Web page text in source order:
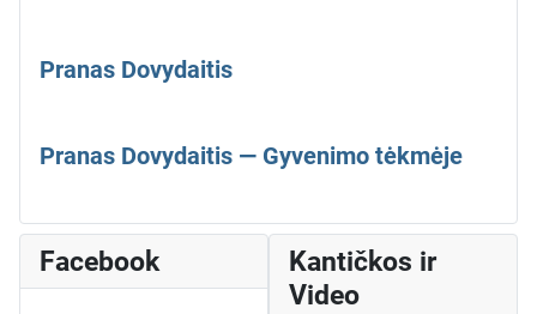
Pranas Dovydaitis
Pranas Dovydaitis — Gyvenimo tėkmėje
Facebook
Kantičkos ir
Video